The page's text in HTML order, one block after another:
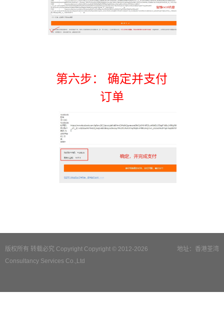
第六步： 确定并支付
订单
地址：香港荃湾
版权所有 转载必究 Copyright Copyright © 2012-2026
Consultancy Services Co.,Ltd